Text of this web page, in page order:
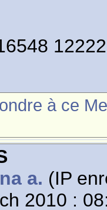
à ce
a. (IP
2010 :